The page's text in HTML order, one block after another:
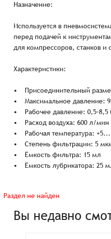
Назначение:
Используется в
перед подачей к
для компрессоров, станков и
Характеристики:
• Присоединительный
• Максимальное давление:
• Рабочее давление: 0,5–8,5
• Расход воздуха: 600 л/мин
• Рабочая температура:
• Степень фильтрации: 5
• Ёмкость фильтра: 15 мл
• Ёмкость лубрикатора: 25
Раздел не найден
Вы недавно